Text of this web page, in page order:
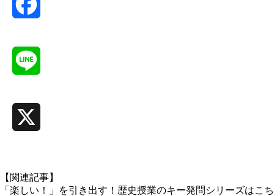
【関連記事】
「楽しい！」を引き出す！歴史授業のキー発問シリーズはこち